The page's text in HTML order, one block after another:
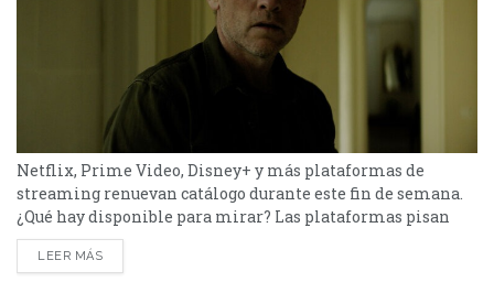
Netflix, Prime Video, Disney+ y más plataformas de
streaming renuevan catálogo durante este fin de semana.
¿Qué hay disponible para mirar? Las plataformas pisan
fuerte con una batería de lanzamientos que combinan
producciones locales y adaptaciones ambiciosas.
LEER MÁS